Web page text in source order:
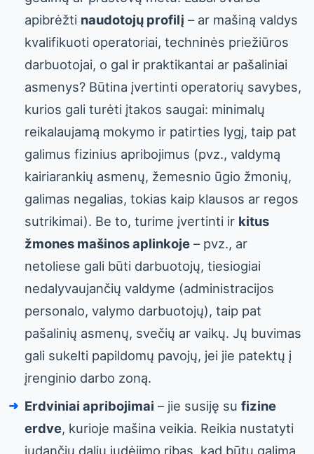
apibrėžti naudotojų profilį – ar mašiną valdys
kvalifikuoti operatoriai, techninės priežiūros
darbuotojai, o gal ir praktikantai ar pašaliniai
asmenys? Būtina įvertinti operatorių savybes,
kurios gali turėti įtakos saugai: minimalų
reikalaujamą mokymo ir patirties lygį, taip pat
galimus fizinius apribojimus (pvz., valdymą
kairiarankių asmenų, žemesnio ūgio žmonių,
galimas negalias, tokias kaip klausos ar regos
sutrikimai). Be to, turime įvertinti ir kitus
žmones mašinos aplinkoje – pvz., ar
netoliese gali būti darbuotojų, tiesiogiai
nedalyvaujančių valdyme (administracijos
personalo, valymo darbuotojų), taip pat
pašalinių asmenų, svečių ar vaikų. Jų buvimas
gali sukelti papildomų pavojų, jei jie patektų į
įrenginio darbo zoną.
Erdviniai apribojimai – jie susiję sufizine
erdve, kurioje mašina veikia. Reikia nustatyti
judančių dalių judėjimo ribas, kad būtų galima